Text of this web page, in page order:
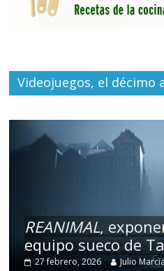
Videojuegos, el décimo
REANIMAL,
equipo sueco de
27 febrero, 2026 Julio